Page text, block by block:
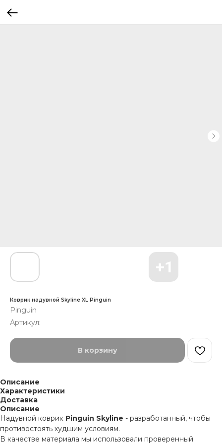
Коврик надувной Skyline XL Pinguin
Pinguin
Артикул:
В корзину
Описание
Характеристики
Доставка
Описание
Надувной коврик Pinguin Skyline - разработанный, чтобы
противостоять худшим условиям.
В качестве материала мы использовали проверенный